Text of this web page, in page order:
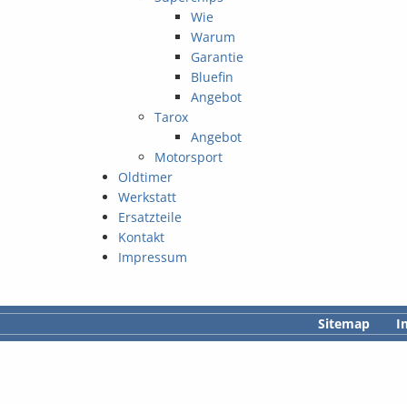
Wie
Warum
Garantie
Bluefin
Angebot
Tarox
Angebot
Motorsport
Oldtimer
Werkstatt
Ersatzteile
Kontakt
Impressum
Sitemap